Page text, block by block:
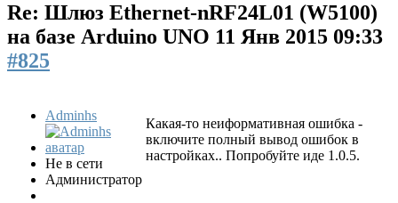
Re: Шлюз Ethernet-nRF24L01 (W5100)
на базе Arduino UNO 11 Янв 2015 09:33
#825
Adminhs
Не в сети
Администратор
Какая-то неиформативная ошибка -
включите полный вывод ошибок в
настройках.. Попробуйте иде 1.0.5.